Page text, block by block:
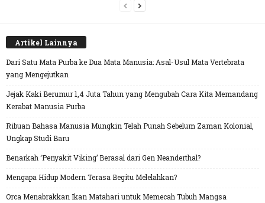
Artikel Lainnya
Dari Satu Mata Purba ke Dua Mata Manusia: Asal-Usul Mata Vertebrata
yang Mengejutkan
Jejak Kaki Berumur 1,4 Juta Tahun yang Mengubah Cara Kita Memandang
Kerabat Manusia Purba
Ribuan Bahasa Manusia Mungkin Telah Punah Sebelum Zaman Kolonial,
Ungkap Studi Baru
Benarkah ‘Penyakit Viking’ Berasal dari Gen Neanderthal?
Mengapa Hidup Modern Terasa Begitu Melelahkan?
Orca Menabrakkan Ikan Matahari untuk Memecah Tubuh Mangsa